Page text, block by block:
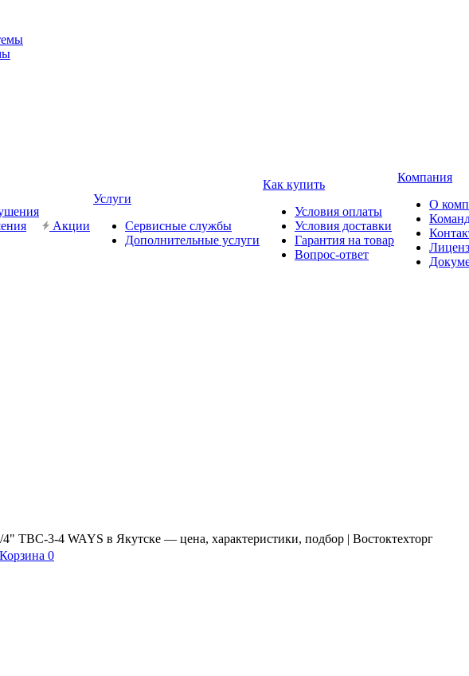
Акции
Услуги
Сервисные службы
Дополнительные услуги
Как купить
Условия оплаты
Условия доставки
Гарантия на товар
Вопрос-ответ
Компания
О
TBC-3-4 WAYS в Якутске — цена, характеристики, подбор | Востоктехторг
Корзина 0